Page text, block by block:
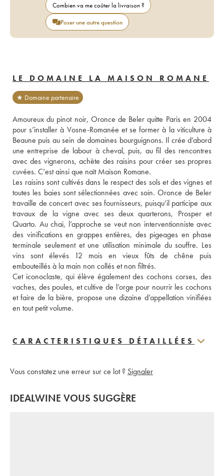
Combien va me coûter la livraison ?
Poser une autre question
LE DOMAINE LA MAISON ROMANE
★ Domaine partenaire
Amoureux du pinot noir, Oronce de Beler quitte Paris en 2004
pour s’installer à Vosne-Romanée et se former à la viticulture à
Beaune puis au sein de domaines bourguignons. Il crée d’abord
une entreprise de labour à cheval, puis, au fil des rencontres
avec des vignerons, achète des raisins pour créer ses propres
cuvées. C’est ainsi que naît Maison Romane.
Les raisins sont cultivés dans le respect des sols et des vignes et
toutes les baies sont sélectionnées avec soin. Oronce de Beler
travaille de concert avec ses fournisseurs, puisqu’il participe aux
travaux de la vigne avec ses deux quarterons, Prosper et
Quarto. Au chai, l’approche se veut non interventionniste avec
des vinifications en grappes entières, des pigeages en phase
terminale seulement et une utilisation minimale du souffre. Les
vins sont élevés 12 mois en vieux fûts de chêne puis
embouteillés à la main non collés et non filtrés.
Cet iconoclaste, qui élève également des cochons corses, des
vaches, des poules, et cultive de l’orge pour nourrir les cochons
et faire de la bière, propose une dizaine d’appellation vinifiées
en tout petit volume.
CARACTERISTIQUES DÉTAILLÉES
Vous constatez une erreur sur ce lot ? Signaler
IDEALWINE VOUS SUGGÈRE